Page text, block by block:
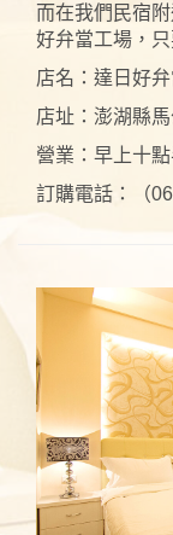
而在我們民宿
好弁當工場，
店名：達日好
店址：澎湖縣
營業：早上十
訂購電話：（